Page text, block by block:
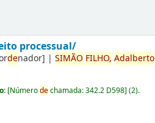
processual/
denador] |SIMÃO FILHO, Adalberto
[Númerodechamada:342.2 D598](2).